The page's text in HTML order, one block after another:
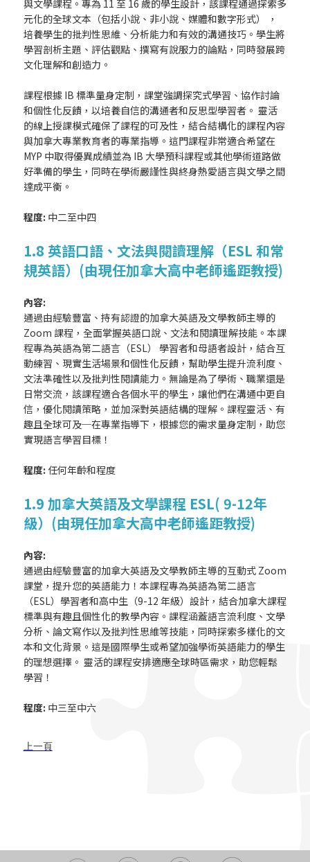
與文學課程。專為 11 至 16 歲的學生設計，該課程通過探索多
元化的全球文本（包括小說、非小說、媒體和數字形式） ，
培養學生的批判性思維、分析能力和有效的溝通技巧。學生將
學習剖析主題、評估觀點、撰寫有說服力的論點，同時發展跨
文化理解和創造力。
課程根據 IB 標準量身定制，課堂強調探究式學習、協作討論
和個性化反饋，以培養自信的溝通者和反思型學習者。 靈活
的線上授課模式確保了課程的可及性，結合結構化的課程內容
與加拿大專業教育者的專業指導。這門課程非常適合希望在
MYP 中取得優異成績並為 IB 大學預科課程或其他學術道路做
好準備的學生，同時在學術嚴謹性與終身熱愛語言與文學之間
達成平衡。
程度: 中二至中四
1.8 英語口語、文法與閱讀理解（ESL 和常
規英語）(由現任加拿大高中老師遙距教授)
內容:
通過由經驗豐富、持有認證的加拿大英語及文學教師主導的
Zoom 課程，全面掌握英語口說、文法和閱讀理解技能。本課
程專為英語為第二語言（ESL） 學習者和母語者設計，結合互
動練習、現實生活場景和個性化反饋，幫助學生提升流利度、
文法準確性以及批判性閱讀能力。無論是為了學術、職業還是
日常交流，該課程適合各個水平的學生，讓他們在溝通中更自
信，優化閱讀策略，並加深對英語結構的理解。課程靈活、有
趣且全球可及─在專業指導下，根據您的需求量身定制，助您
實現語言學習目標！
程度: 任何年齡和程度
1.9 加拿大英語及文學課程 ESL( 9-12年
級）(由現任加拿大高中老師遙距教授)
內容:
通過由經驗豐富的加拿大英語及文學教師主導的互動式 Zoom
課堂，提升您的英語能力！本課程專為英語為第二語言
（ESL）學習者和高中生（9-12 年級）設計，結合加拿大課程
標準與有趣且個性化的教學內容。課程涵蓋語言流利度、文學
分析、論文寫作以及批判性思維等技能，同時探索多樣化的文
本和文化背景。這是國際學生或希望加強學術英語能力的學生
的理想選擇。 靈活的課程安排適應全球時區需求，助您輕鬆
學習！
程度: 中三至中六
上一頁